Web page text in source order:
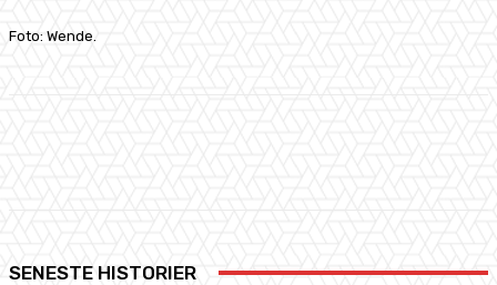
Foto: Wende.
SENESTE HISTORIER